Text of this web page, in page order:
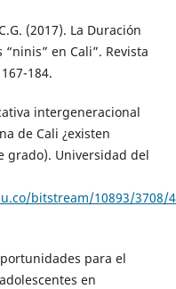
(2017). La Duración
en Cali”. Revista
184.
intergeneracional
de Cali ¿existen
grado). Universidad del
bitstream/10893/3708/
para el
en